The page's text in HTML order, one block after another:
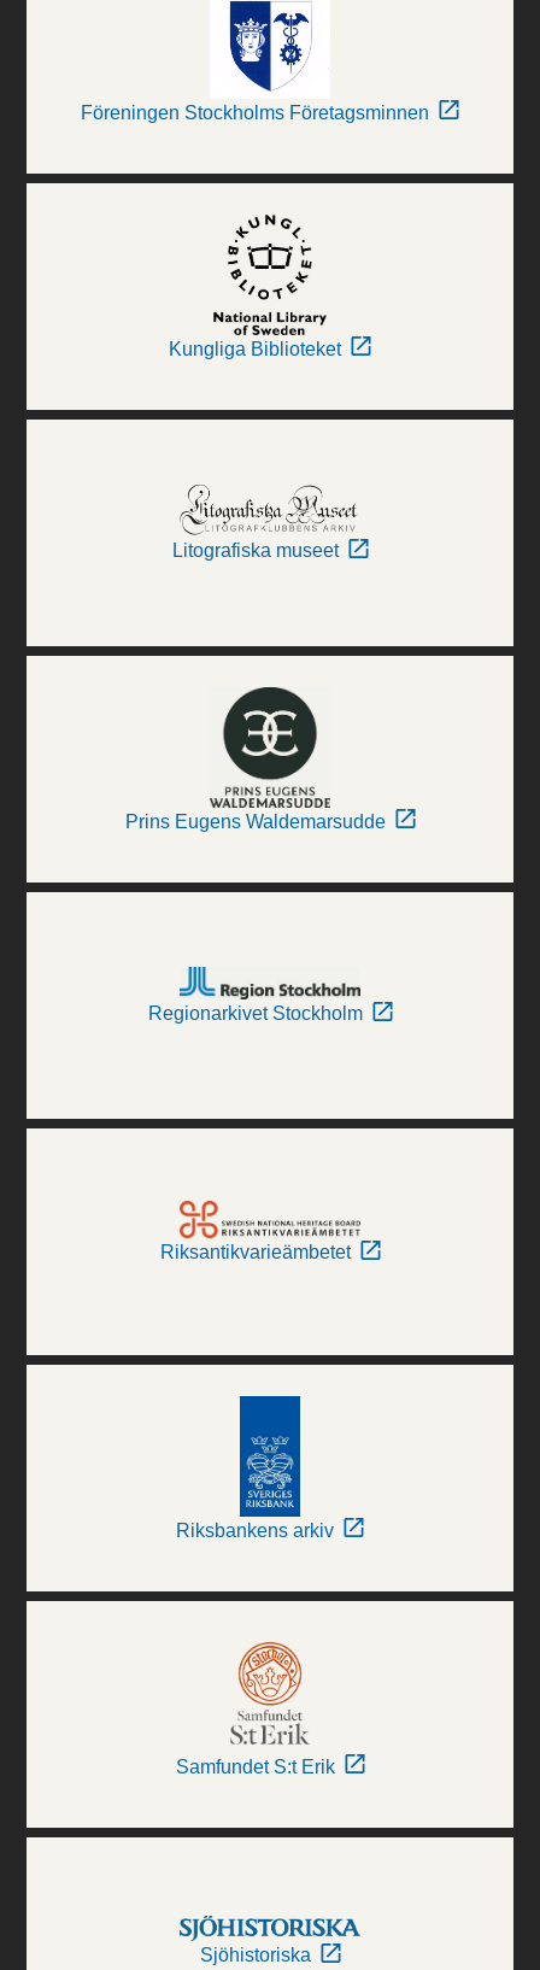
Föreningen Stockholms Företagsminnen
Kungliga Biblioteket
Litografiska museet
Prins Eugens Waldemarsudde
Regionarkivet Stockholm
Riksantikvarieämbetet
Riksbankens arkiv
Samfundet S:t Erik
Sjöhistoriska